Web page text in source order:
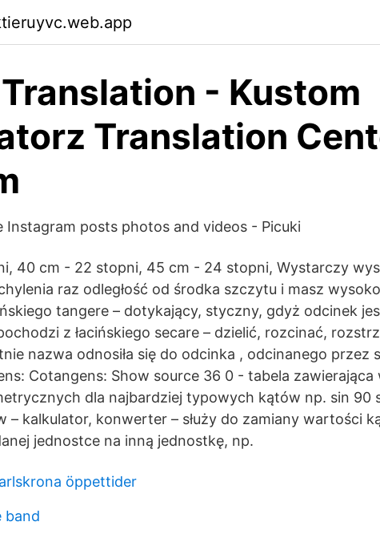
- Kustom
Translation
Instagram posts photos and videos - Picuki
40 cm - 22 stopni, 45 cm - 24 stopni, Wystarczy
raz odległość od środka szczytu i masz
tangere – dotykający, styczny, gdyż odcinek
z łacińskiego secare – dzielić, rozcinać,
nazwa odnosiła się do odcinka , odcinanego przez
Cotangens: Show source 36 0 - tabela zawierająca
dla najbardziej typowych kątów np. sin 90
– kalkulator, konwerter – służy do zamiany wartości
jednostce na inną jednostkę, np.
öppettider
band